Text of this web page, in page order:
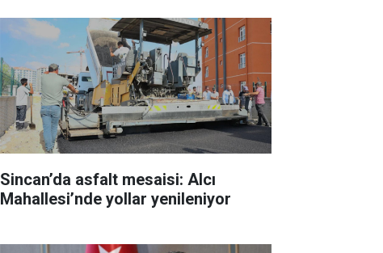
Sincan’da asfalt mesaisi: Alcı
Mahallesi’nde yollar yenileniyor